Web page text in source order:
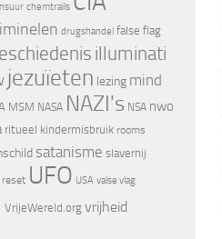
chemtrails
drugshandel false flag
illuminati
jezuïeten lezing mind
MSM NASA NAZI's NSA nwo
ritueel kindermisbruik rooms
satanisme slavernij
reset UFO USA valse vlag
VrijeWereld.org vrijheid